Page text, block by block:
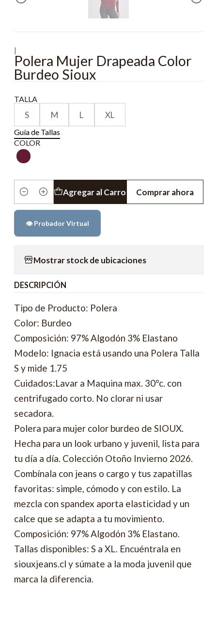
|
Polera Mujer Drapeada Color
Burdeo Sioux
TALLA
S M L XL
Guía de Tallas
COLOR
Cantidad
Agregar al Carro Comprar ahora
👁️ Probador Virtual
Mostrar stock de ubicaciones
DESCRIPCIÓN
Tipo de Producto: Polera
Color: Burdeo
Composición: 97% Algodón 3% Elastano
Modelo: Ignacia está usando una Polera Talla
S y mide 1.75
Cuidados:Lavar a Maquina max. 30°c. con
centrifugado corto. No clorar ni usar
secadora.
Polera para mujer color burdeo de SIOUX.
Hecha para un look urbano y juvenil, lista para
tu día a día. Colección Otoño Invierno 2026.
Combínala con jeans o cargo y tus zapatillas
favoritas: simple, cómodo y con estilo. La
mezcla con spandex aporta elasticidad y un
calce que se adapta a tu movimiento.
Composición: 97% Algodón 3% Elastano.
Tallas disponibles: S a XL. Encuéntrala en
siouxjeans.cl y súmate a la moda juvenil que
marca la diferencia.